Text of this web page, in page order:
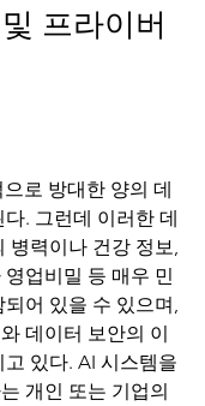
프라이버
로 방대한 양의 데
. 그런데 이러한 데
병력이나 건강 정보,
업비밀 등 매우 민
어 있을 수 있으며,
데이터 보안의 이
있다. AI 시스템을
개인 또는 기업의